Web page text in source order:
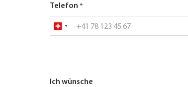
Telefon
Ich wünsche